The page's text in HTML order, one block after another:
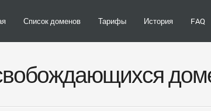
Список доменов Тарифы История FAQ